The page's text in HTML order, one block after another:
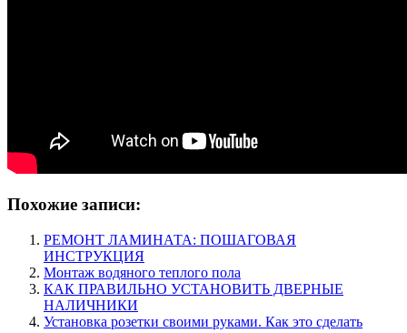
Похожие записи:
РЕМОНТ ЛАМИНАТА: ПОШАГОВАЯ
ИНСТРУКЦИЯ
Монтаж водяного теплого пола
КАК ПРАВИЛЬНО УСТАНОВИТЬ ДВЕРНЫЕ
НАЛИЧНИКИ
Установка розетки своими руками. Как это сделать